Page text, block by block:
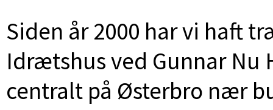
Siden år 2000 har vi haft
Idrætshus ved Gunnar Nu
centralt på Østerbro nær